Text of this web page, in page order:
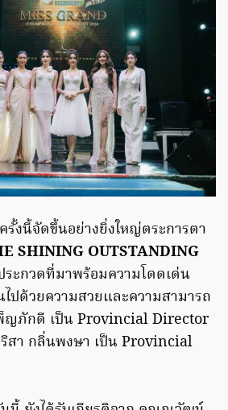
รั้งนี้จัดขึ้นอย่างยิ่งใหญ่ตระการตา
SHINING OUTSTANDING
ระกวดที่มาพร้อมความโดดเด่น
ปด้วยความสวยและความสามารถ
ญภักดี เป็น Provincial Director
สา กลิ่นพงษา เป็น Provincial